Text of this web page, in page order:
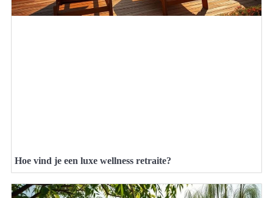
Hoe vind je een luxe wellness retraite?